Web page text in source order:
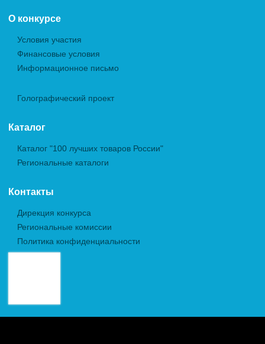
О конкурсе
Условия участия
Финансовые условия
Информационное письмо
Голографический проект
Каталог
Каталог "100 лучших товаров России"
Региональные каталоги
Контакты
Дирекция конкурса
Региональные комиссии
Политика конфиденциальности